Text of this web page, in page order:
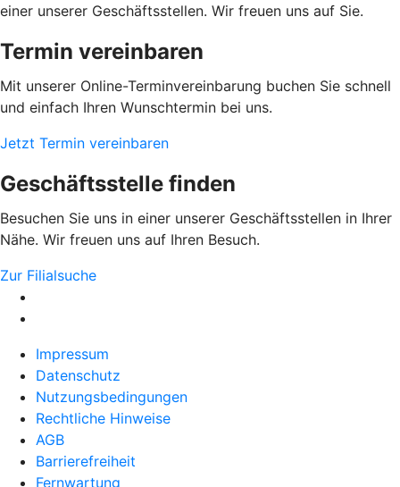
einer unserer Geschäftsstellen. Wir freuen uns auf Sie.
Termin vereinbaren
Mit unserer Online-Terminvereinbarung buchen Sie schnell
und einfach Ihren Wunschtermin bei uns.
Jetzt Termin vereinbaren
Geschäftsstelle finden
Besuchen Sie uns in einer unserer Geschäftsstellen in Ihrer
Nähe. Wir freuen uns auf Ihren Besuch.
Zur Filialsuche
Impressum
Datenschutz
Nutzungsbedingungen
Rechtliche Hinweise
AGB
Barrierefreiheit
Fernwartung